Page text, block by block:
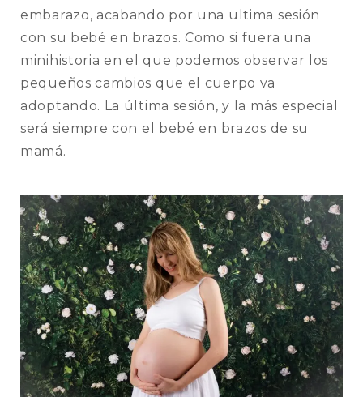
embarazo, acabando por una ultima sesión
con su bebé en brazos. Como si fuera una
minihistoria en el que podemos observar los
pequeños cambios que el cuerpo va
adoptando. La última sesión, y la más especial
será siempre con el bebé en brazos de su
mamá.